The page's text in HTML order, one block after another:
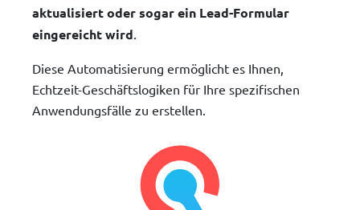
aktualisiert oder sogar ein Lead-Formular
eingereicht wird
Diese Automatisierung ermöglicht es Ihnen,
Echtzeit-Geschäftslogiken für Ihre spezifischen
Anwendungsfälle zu erstellen.